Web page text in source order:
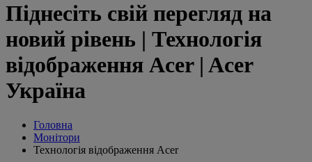
Піднесіть свій перегляд на
новий рівень | Технологія
відображення Acer | Acer
Україна
Головна
Монітори
Технологія відображення Acer